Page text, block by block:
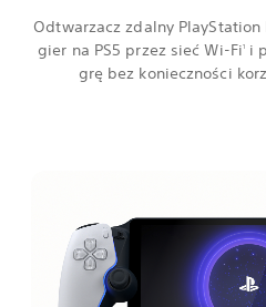
Odtwarzacz zdalny
gier na PS5 przez sieć Wi-Fi 1
i
grę bez konieczności